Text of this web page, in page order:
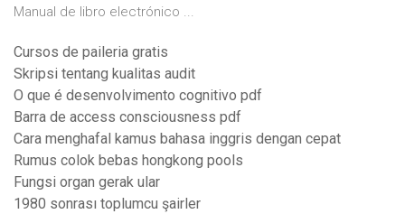
Manual de libro electrónico ...
Cursos de paileria gratis
Skripsi tentang kualitas audit
O que é desenvolvimento cognitivo pdf
Barra de access consciousness pdf
Cara menghafal kamus bahasa inggris dengan cepat
Rumus colok bebas hongkong pools
Fungsi organ gerak ular
1980 sonrası toplumcu şairler